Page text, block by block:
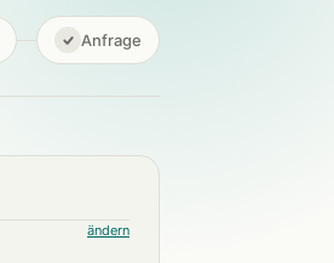
Anfrage
ändern